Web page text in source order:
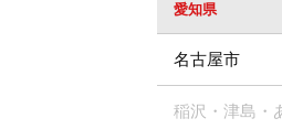
愛知県
名古屋市
稲沢・津島・